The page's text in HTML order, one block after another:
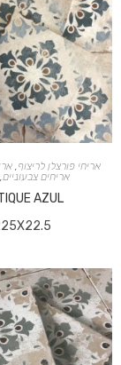
אריחי פורצלן לריצוף,
אריחים צבעוניים
AZUL